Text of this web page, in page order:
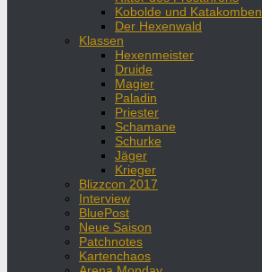
Kobolde und Katakomben
Der Hexenwald
Klassen
Hexenmeister
Druide
Magier
Paladin
Priester
Schamane
Schurke
Jäger
Krieger
Blizzcon 2017
Interview
BluePost
Neue Saison
Patchnotes
Kartenchaos